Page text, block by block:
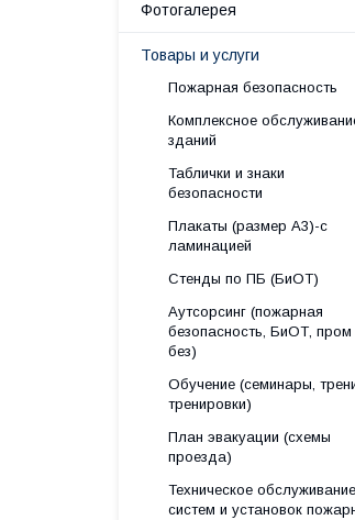
Фотогалерея
Товары и услуги
Пожарная безопасность
Комплексное
зданий
Таблички и знаки
безопасности
Плакаты (размер А3)-с
ламинацией
Стенды по ПБ (БиОТ)
Аутсорсинг (пожарная
безопасность, БиОТ, пром
без)
Обучение (семинары,
тренировки)
План эвакуации (схемы
проезда)
Техническое обслуживание
систем и установок